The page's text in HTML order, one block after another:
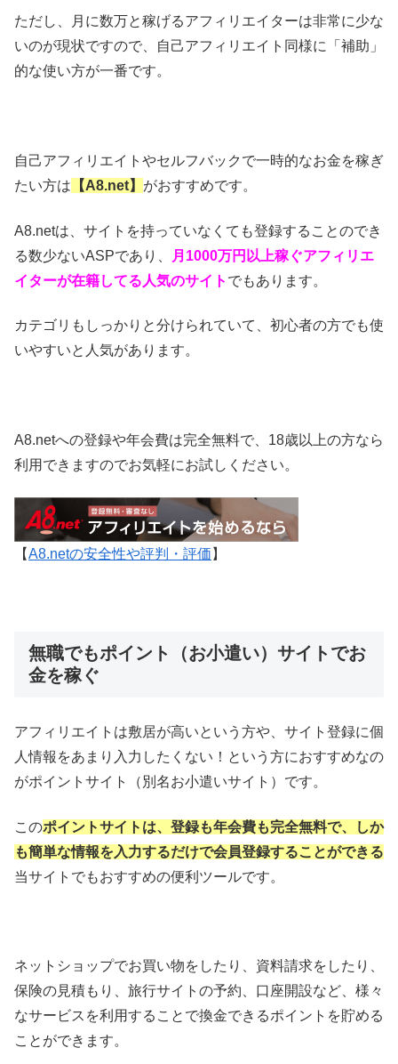
ただし、月に数万と稼げるアフィリエイターは非常に少な
いのが現状ですので、自己アフィリエイト同様に「補助」
的な使い方が一番です。
自己アフィリエイトやセルフバックで一時的なお金を稼ぎ
たい方は 【A8.net】 がおすすめです。
A8.netは、サイトを持っていなくても登録することのでき
る数少ないASPであり、
月1000万円以上稼ぐアフィリエ
イターが在籍してる人気のサイト でもあります。
カテゴリもしっかりと分けられていて、初心者の方でも使
いやすいと人気があります。
A8.netへの登録や年会費は完全無料で、18歳以上の方なら
利用できますのでお気軽にお試しください。
【A8.netの安全性や評判・評価 】
無職でもポイント（お小遣い）サイトでお
金を稼ぐ
アフィリエイトは敷居が高いという方や、サイト登録に個
人情報をあまり入力したくない！という方におすすめなの
がポイントサイト（別名お小遣いサイト）です。
このポイントサイトは、登録も年会費も完全無料で、しか
も簡単な情報を入力するだけで会員登録することができる
当サイトでもおすすめの便利ツールです。
ネットショップでお買い物をしたり、資料請求をしたり、
保険の見積もり、旅行サイトの予約、口座開設など、様々
なサービスを利用することで換金できるポイントを貯める
ことができます。